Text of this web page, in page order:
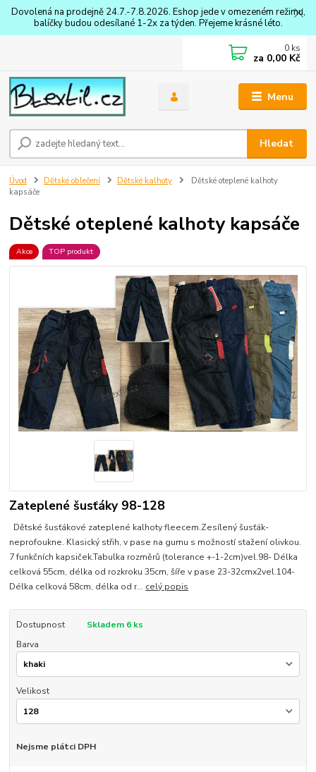
Dovolená na prodejně 24.7.-7.8.2026. Eshop jede v omezeném režimu,
balíčky budou odesílané 1-2x za týden. Přejeme krásné léto.
Menu
Hledat
0 ks
za 0,00 Kč
Úvod Dětské oblečení Dětské kalhoty
Dětské oteplené kalhoty
kapsáče
Dětské oteplené kalhoty kapsáče
Akce TOP produkt
Zateplené šusťáky 98-128
Dětské šusťákové zateplené kalhoty fleecem.Zesílený šusťák-
neprofoukne. Klasický střih, v pase na gumu s možností stažení olivkou.
7 funkčních kapsiček.Tabulka rozměrů (tolerance +-1-2cm)vel.98- Délka
celková 55cm, délka od rozkroku 35cm, šíře v pase 23-32cmx2vel.104-
Délka celková 58cm, délka od r... celý popis
Dostupnost
Skladem 6 ks
Barva
Velikost
Nejsme plátci DPH